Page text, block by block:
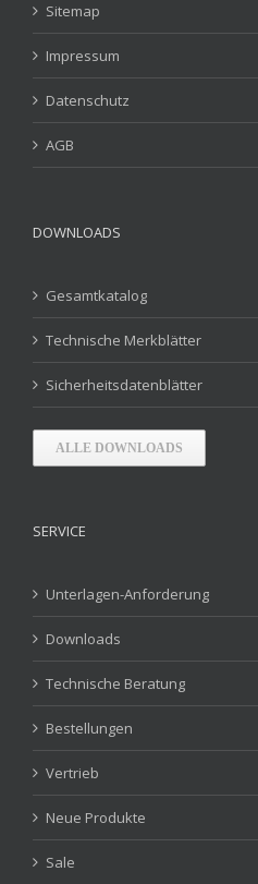
Sitemap
Impressum
Datenschutz
AGB
DOWNLOADS
Gesamtkatalog
Technische Merkblätter
Sicherheitsdatenblätter
ALLE DOWNLOADS
SERVICE
Unterlagen-Anforderung
Downloads
Technische Beratung
Bestellungen
Vertrieb
Neue Produkte
Sale